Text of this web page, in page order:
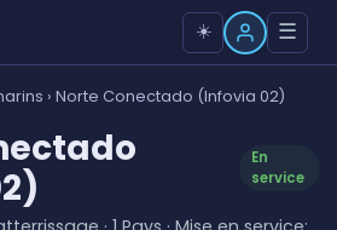
☀️ ☰
› Norte Conectado (Infovia 02)
En
service